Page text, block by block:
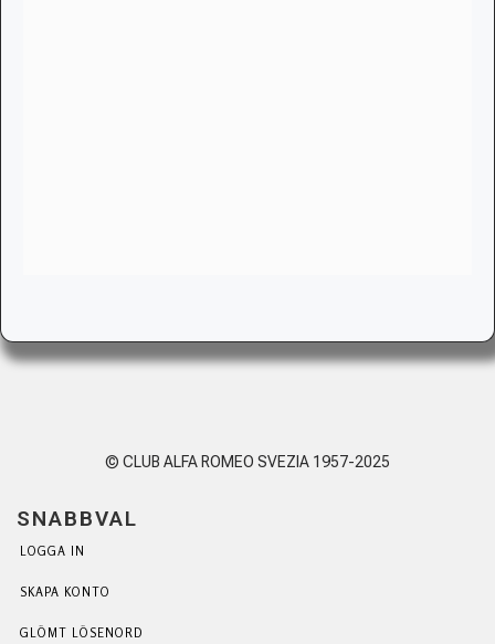
© CLUB ALFA ROMEO SVEZIA 1957-2025
SNABBVAL
LOGGA IN
SKAPA KONTO
GLÖMT LÖSENORD